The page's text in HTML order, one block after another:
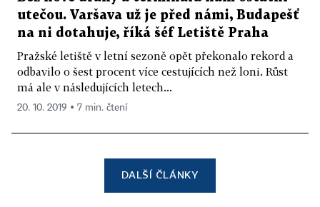
utečou. Varšava už je před námi, Budapešť
na ni dotahuje, říká šéf Letiště Praha
Pražské letiště v letní sezoně opět překonalo rekord a
odbavilo o šest procent více cestujících než loni. Růst
má ale v následujících letech...
20. 10. 2019 ▪ 7 min. čtení
DALŠÍ ČLÁNKY